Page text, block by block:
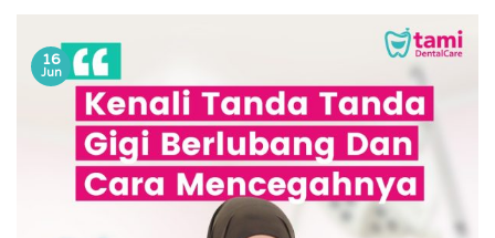
16
Jun